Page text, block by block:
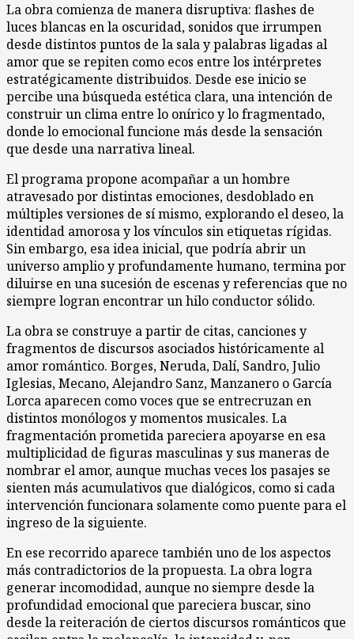
La obra comienza de manera disruptiva: flashes de
luces blancas en la oscuridad, sonidos que irrumpen
desde distintos puntos de la sala y palabras ligadas al
amor que se repiten como ecos entre los intérpretes
estratégicamente distribuidos. Desde ese inicio se
percibe una búsqueda estética clara, una intención de
construir un clima entre lo onírico y lo fragmentado,
donde lo emocional funcione más desde la sensación
que desde una narrativa lineal.
El programa propone acompañar a un hombre
atravesado por distintas emociones, desdoblado en
múltiples versiones de sí mismo, explorando el deseo, la
identidad amorosa y los vínculos sin etiquetas rígidas.
Sin embargo, esa idea inicial, que podría abrir un
universo amplio y profundamente humano, termina por
diluirse en una sucesión de escenas y referencias que no
siempre logran encontrar un hilo conductor sólido.
La obra se construye a partir de citas, canciones y
fragmentos de discursos asociados históricamente al
amor romántico. Borges, Neruda, Dalí, Sandro, Julio
Iglesias, Mecano, Alejandro Sanz, Manzanero o García
Lorca aparecen como voces que se entrecruzan en
distintos monólogos y momentos musicales. La
fragmentación prometida pareciera apoyarse en esa
multiplicidad de figuras masculinas y sus maneras de
nombrar el amor, aunque muchas veces los pasajes se
sienten más acumulativos que dialógicos, como si cada
intervención funcionara solamente como puente para el
ingreso de la siguiente.
En ese recorrido aparece también uno de los aspectos
más contradictorios de la propuesta. La obra logra
generar incomodidad, aunque no siempre desde la
profundidad emocional que pareciera buscar, sino
desde la reiteración de ciertos discursos románticos que